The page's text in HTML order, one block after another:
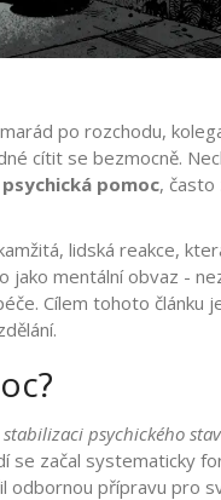
po rozchodu,
cítit se bezmocně.
pomoc, často
lidská reakce,
jako mentální obvaz -
Cílem tohoto článku
psychického
se začal systematicky
odbornou přípravu pro